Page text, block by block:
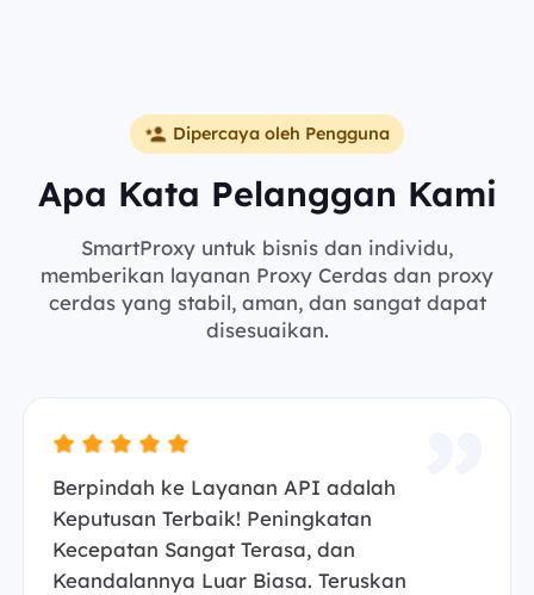
Dipercaya oleh Pengguna
Apa Kata Pelanggan Kami
SmartProxy untuk bisnis dan individu,
memberikan layanan Proxy Cerdas dan proxy
cerdas yang stabil, aman, dan sangat dapat
disesuaikan.
Berpindah ke Layanan API adalah
Keputusan Terbaik! Peningkatan
Kecepatan Sangat Terasa, dan
Keandalannya Luar Biasa. Teruskan